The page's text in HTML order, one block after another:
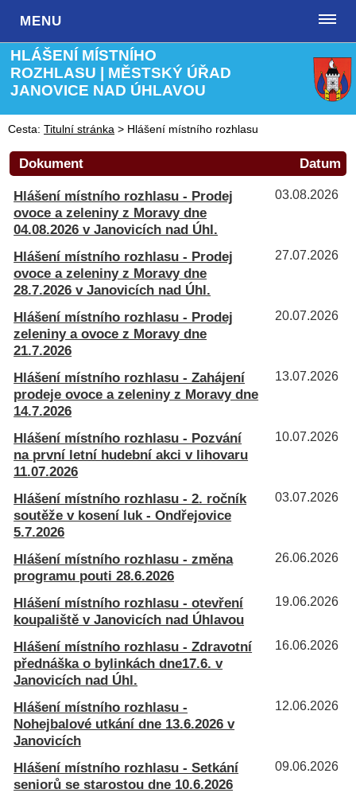
MENU
HLÁŠENÍ MÍSTNÍHO
ROZHLASU | MĚSTSKÝ ÚŘAD
JANOVICE NAD ÚHLAVOU
Cesta: Titulní stránka > Hlášení místního rozhlasu
Datum
Dokument
03.08.2026
Hlášení místního rozhlasu - Prodej
ovoce a zeleniny z Moravy dne
04.08.2026 v Janovicích nad Úhl.
27.07.2026
Hlášení místního rozhlasu - Prodej
ovoce a zeleniny z Moravy dne
28.7.2026 v Janovicích nad Úhl.
20.07.2026
Hlášení místního rozhlasu - Prodej
zeleniny a ovoce z Moravy dne
21.7.2026
13.07.2026
Hlášení místního rozhlasu - Zahájení
prodeje ovoce a zeleniny z Moravy dne
14.7.2026
10.07.2026
Hlášení místního rozhlasu - Pozvání
na první letní hudební akci v lihovaru
11.07.2026
03.07.2026
Hlášení místního rozhlasu - 2. ročník
soutěže v kosení luk - Ondřejovice
5.7.2026
26.06.2026
Hlášení místního rozhlasu - změna
programu pouti 28.6.2026
19.06.2026
Hlášení místního rozhlasu - otevření
koupaliště v Janovicích nad Úhlavou
16.06.2026
Hlášení místního rozhlasu - Zdravotní
přednáška o bylinkách dne17.6. v
Janovicích nad Úhl.
12.06.2026
Hlášení místního rozhlasu -
Nohejbalové utkání dne 13.6.2026 v
Janovicích
09.06.2026
Hlášení místního rozhlasu - Setkání
seniorů se starostou dne 10.6.2026